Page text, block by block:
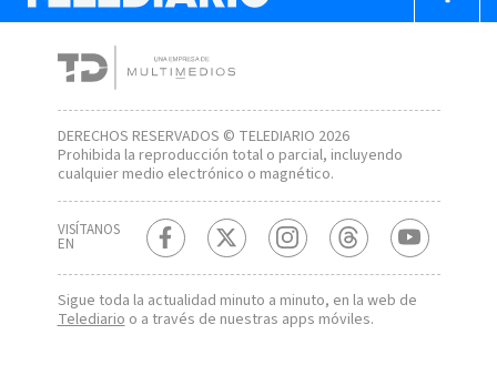
DERECHOS RESERVADOS © TELEDIARIO 2026
Prohibida la reproducción total o parcial, incluyendo
cualquier medio electrónico o magnético.
VISÍTANOS
EN
Sigue toda la actualidad minuto a minuto, en la web de
Telediario o a través de nuestras apps móviles.